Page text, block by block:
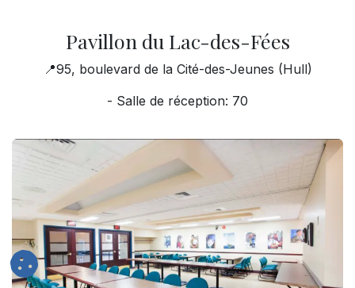
Pavillon du Lac-des-Fées
📍95, boulevard de la Cité-des-Jeunes (Hull)
- Salle de réception: 70